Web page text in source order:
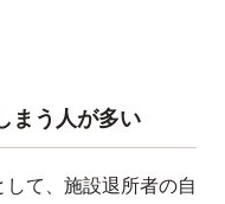
まう人が多い
て、施設退所者の自